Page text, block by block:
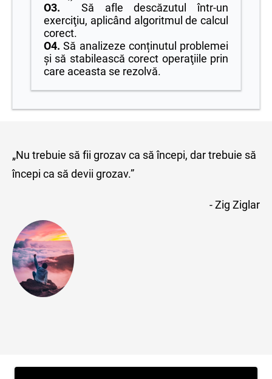
O3. Să afle descăzutul într-un
exerciţiu, aplicând algoritmul de calcul
corect.
O4. Să analizeze conținutul problemei
şi să stabilească corect operaţiile prin
care aceasta se rezolvă.
„Nu trebuie să fii grozav ca să începi, dar trebuie să
începi ca să devii grozav.”
- Zig Ziglar